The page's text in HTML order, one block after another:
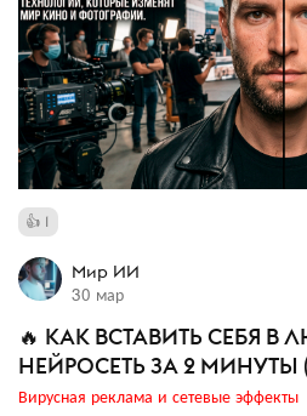
1
Мир ИИ
30 мар
🔥 КАК ВСТАВИТЬ СЕБЯ В
НЕЙРОСЕТЬ ЗА 2 МИНУТЫ
Вирусная реклама и сетевые эффекты